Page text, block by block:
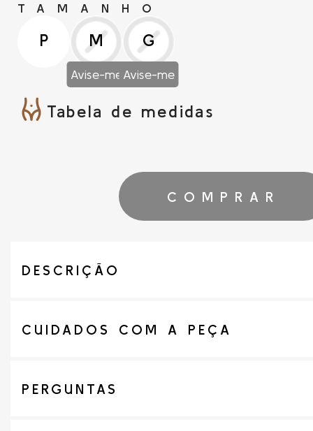
TAMANHO
P M
Avise-me
G
Avise-me
Tabela de medidas
COMPRAR
DESCRIÇÃO
CUIDADOS COM A PEÇA
PERGUNTAS